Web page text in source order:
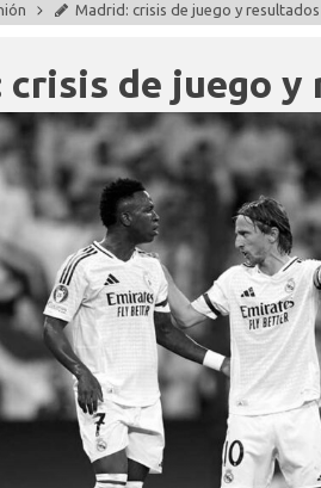
Madrid: crisis de juego y resultados
crisis de juego y